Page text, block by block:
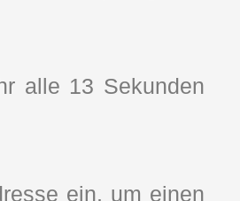
alle 13 Sekunden
ein, um einen